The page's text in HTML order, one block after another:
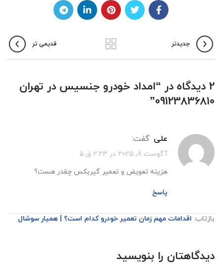
جدیدتر قدیمی تر
2 دیدگاه در “
امداد خودرو جنسیس در تهران
09123836810
”
علی گفت:
آگوست 8, 2025 در 2:23 ق.ظ
هزینه تعویض و تعمیر گیربکس چقدر هست؟
پاسخ
بازتاب: اقدامات مهم زمان تعمیر خودرو کدام است؟ | همیار سوشال
دیدگاهتان را بنویسید